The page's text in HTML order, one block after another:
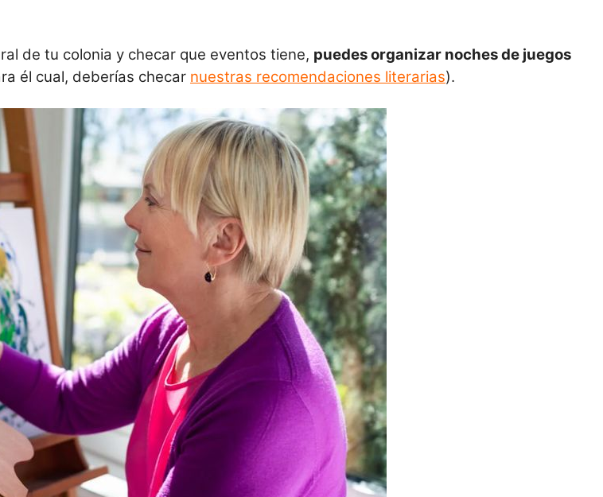
de tu colonia y checar que eventos tiene, puedes organizar noches de juegos
él cual, deberías checar nuestras recomendaciones literarias).